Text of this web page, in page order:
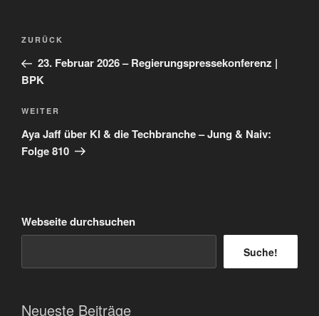
Beitragsnavigation
Vorheriger
Beitrag
ZURÜCK
23. Februar 2026 – Regierungspressekonferenz |
BPK
Nächster
Beitrag
WEITER
Aya Jaff über KI & die Techbranche – Jung & Naiv:
Folge 810
Webseite durchsuchen
Suche!
Neueste Beiträge